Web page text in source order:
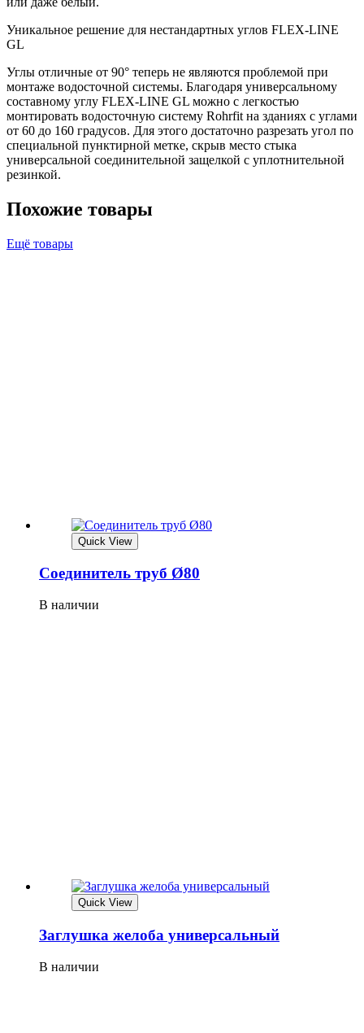
Уникальное решение для нестандартных углов FLEX-LINE
GL
Углы отличные от 90° теперь не являются проблемой при
монтаже водосточной системы. Благодаря универсальному
составному углу FLEX-LINE GL можно с легкостью
монтировать водосточную систему Rohrfit на зданиях с углами
от 60 до 160 градусов. Для этого достаточно разрезать угол по
специальной пунктирной метке, скрыв место стыка
универсальной соединительной защелкой с уплотнительной
резинкой.
Похожие товары
Ещё товары
Quick View
Соединитель труб Ø80
В наличии
Quick View
Заглушка желоба универсальный
В наличии